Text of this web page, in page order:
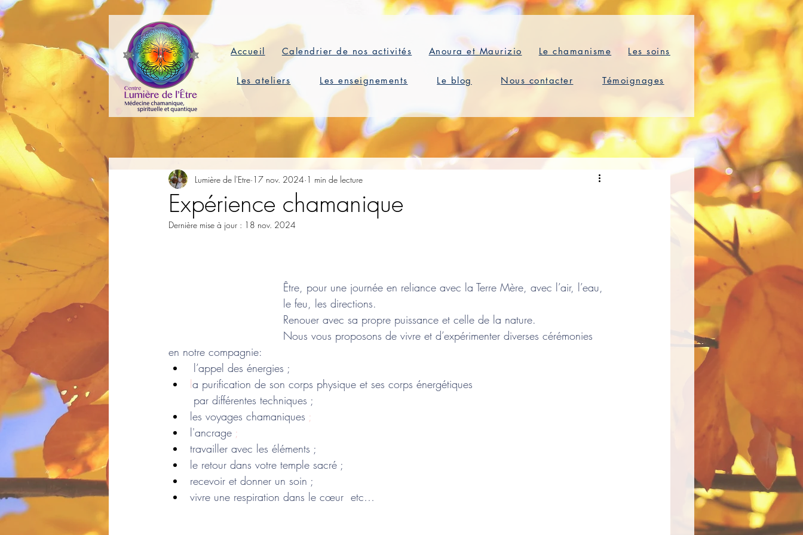
Accueil Calendrier de nos activités Anoura et Maurizio Le chamanisme Les soins
Les ateliers Les enseignements Le blog Nous contacter Témoignages
Expérience chamanique
Lumière de l'Etre 17 nov. 2024 1 min de lecture
Dernière mise à jour : 18 nov. 2024
Être, pour une journée en reliance avec la Terre Mère, avec l’air, l’eau,
le feu, les directions.
​Renouer avec sa propre puissance et celle de la nature.
Nous vous proposons de vivre et d’expérimenter diverses cérémonies
en notre compagnie:
l’appel des énergies ;
la purification de son corps physique et ses corps énergétiques
par différentes techniques ;
les voyages chamaniques ;
l'ancrage ;
travailler avec les éléments ;
le retour dans votre temple sacré ;
recevoir et donner un soin ;
vivre une respiration dans le cœur  etc…